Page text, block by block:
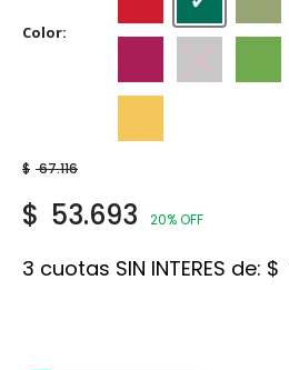
Color
Ciboilette
Guinda Hematita
$ 67.116
$ 53.693 20% OFF
3 cuotas SIN INTERES de: $